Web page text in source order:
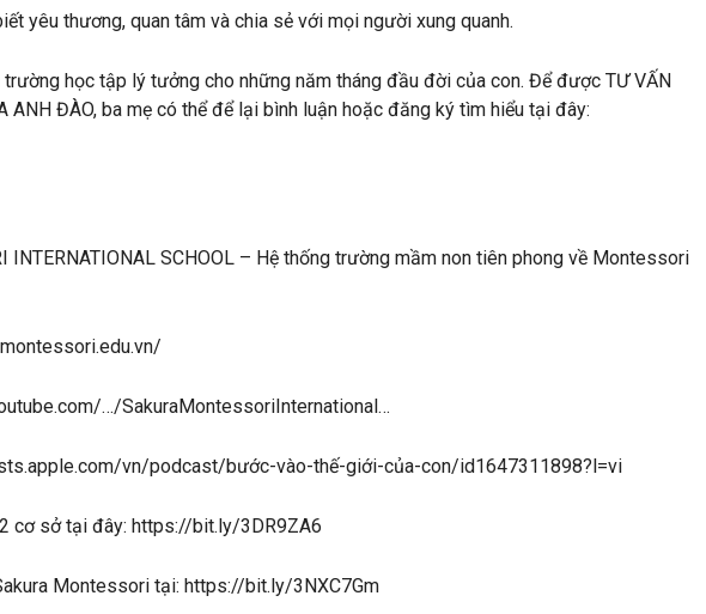
yêu thương, quan tâm và chia sẻ với mọi người xung quanh.
học tập lý tưởng cho những năm tháng đầu đời của con. Để được TƯ VẤN
ANH ĐÀO, ba mẹ có thể để lại bình luận hoặc đăng ký tìm hiểu tại đây:
INTERNATIONAL SCHOOL – Hệ thống trường mầm non tiên phong về Montessori
…/SakuraMontessoriInternational…
vn/podcast/bước-vào-thế-giới-của-con/id1647311898?l=vi
cơ sở tại đây: https://bit.ly/3DR9ZA6
Montessori tại: https://bit.ly/3NXC7Gm